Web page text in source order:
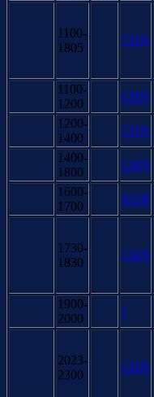
1100-
1805
CHN
1100-
1200
CHN
1200-
1400
CHN
1400-
1800
CHN
1600-
1700
KOR
1730-
1830
CHN
1900-
2000
I
2023-
2300
CHN